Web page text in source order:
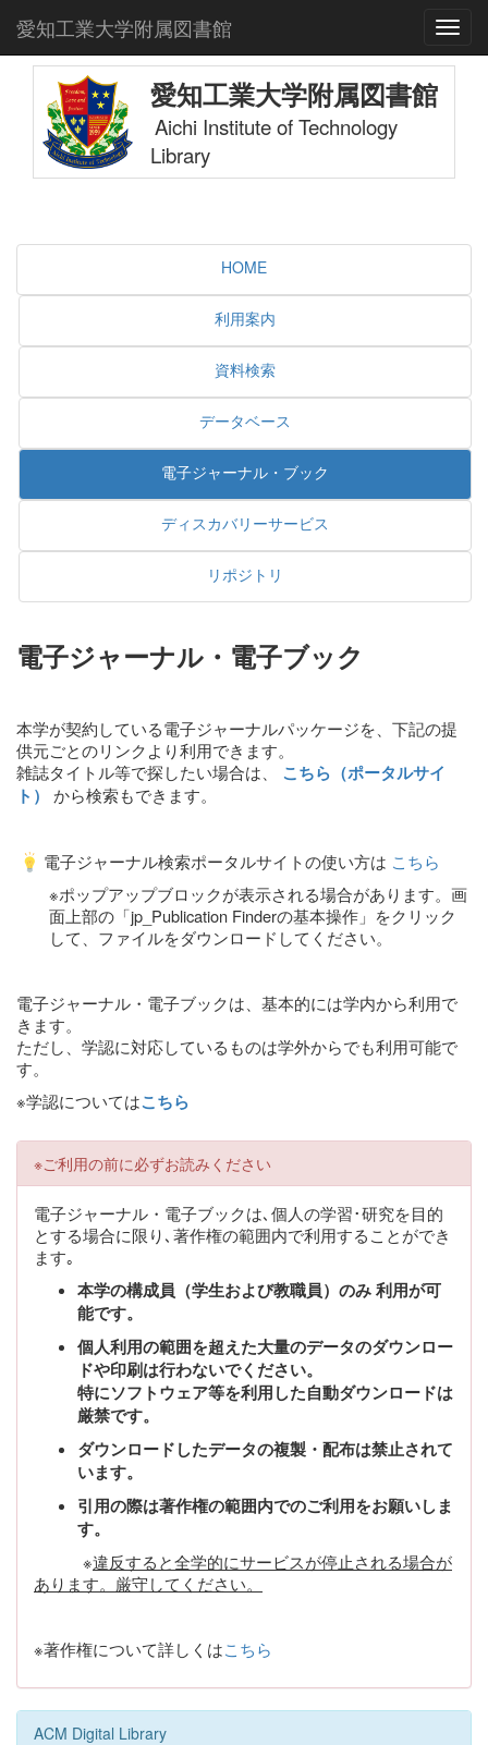
愛知工業大学附属図書館
愛知工業大学附属図書館
Aichi Institute of Technology
Library
HOME
利用案内
資料検索
データベース
電子ジャーナル・ブック
ディスカバリーサービス
リポジトリ
電子ジャーナル・電子ブック
本学が契約している電子ジャーナルパッケージを、下記の提
供元ごとのリンクより利用できます。
雑誌タイトル等で探したい場合は、
こちら（ポータルサイ
ト）
から検索もできます。
電子ジャーナル検索ポータルサイトの使い方は こちら
※ポップアップブロックが表示される場合があります。画
面上部の「jp_Publication Finderの基本操作」をクリック
して、ファイルをダウンロードしてください。
電子ジャーナル・電子ブックは、基本的には学内から利用で
きます。
ただし、学認に対応しているものは学外からでも利用可能で
す。
※学認についてはこちら
※ご利用の前に必ずお読みください
電子ジャーナル・電子ブックは､個人の学習･研究を目的
とする場合に限り､著作権の範囲内で利用することができ
ます｡
本学の構成員（学生および教職員）のみ 利用が可
能です。
個人利用の範囲を超えた大量のデータのダウンロー
ドや印刷は行わないでください。
特にソフトウェア等を利用した自動ダウンロードは
厳禁です。
ダウンロードしたデータの複製・配布は禁止されて
います。
引用の際は著作権の範囲内でのご利用をお願いしま
す。
※違反すると全学的にサービスが停止される場合が
あります。厳守してください。
※著作権について詳しくはこちら
ACM Digital Library